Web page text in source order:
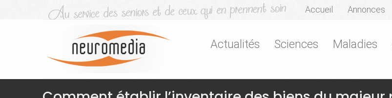
Accueil Annonces
Actualités Sciences Maladies